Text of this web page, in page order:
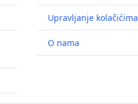
Upravljanje kolačićima
O nama